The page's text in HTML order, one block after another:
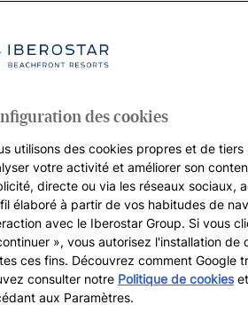
des cookies
utilisons des cookies propres et de
votre activité et améliorer son
directe ou via les réseaux sociaux,
élaboré à partir de vos habitudes de
avec le Iberostar Group. Si vous
», vous autorisez l'installation
ces fins. Découvrez comment Google
consulter notre Politique de cookieset
aux Paramètres.